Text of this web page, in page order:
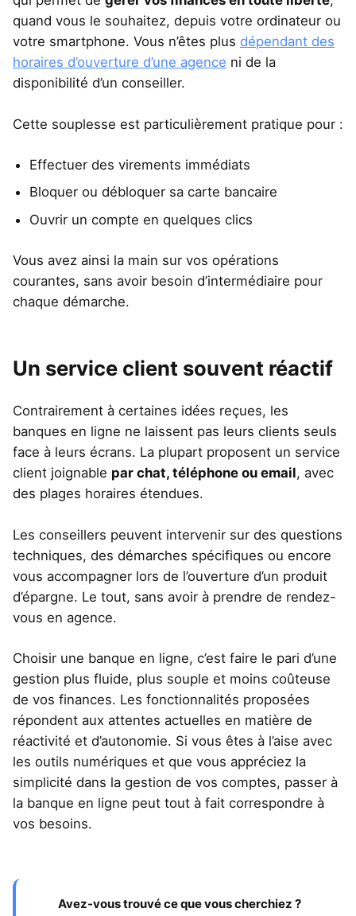
quand vous le souhaitez, depuis votre ordinateur ou
votre smartphone. Vous n’êtes plus dépendant des
horaires d’ouverture d’une agence ni de la
disponibilité d’un conseiller.
Cette souplesse est particulièrement pratique pour :
Effectuer des virements immédiats
Bloquer ou débloquer sa carte bancaire
Ouvrir un compte en quelques clics
Vous avez ainsi la main sur vos opérations
courantes, sans avoir besoin d’intermédiaire pour
chaque démarche.
Un service client souvent réactif
Contrairement à certaines idées reçues, les
banques en ligne ne laissent pas leurs clients seuls
face à leurs écrans. La plupart proposent un service
client joignable par chat, téléphone ou email, avec
des plages horaires étendues.
Les conseillers peuvent intervenir sur des questions
techniques, des démarches spécifiques ou encore
vous accompagner lors de l’ouverture d’un produit
d’épargne. Le tout, sans avoir à prendre de rendez-
vous en agence.
Choisir une banque en ligne, c’est faire le pari d’une
gestion plus fluide, plus souple et moins coûteuse
de vos finances. Les fonctionnalités proposées
répondent aux attentes actuelles en matière de
réactivité et d’autonomie. Si vous êtes à l’aise avec
les outils numériques et que vous appréciez la
simplicité dans la gestion de vos comptes, passer à
la banque en ligne peut tout à fait correspondre à
vos besoins.
Avez-vous trouvé ce que vous cherchiez ?